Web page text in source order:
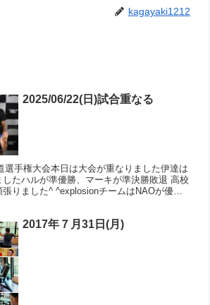
kagayaki1212
2025/06/22(日)試合重なる
選手権大会本日は大会が重なりました伊達は
たハルが準優勝、マーキが準決勝敗退 高校
りました^ ^explosionチームはNAOが優
2017年７月31日(月)